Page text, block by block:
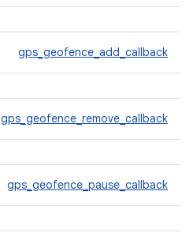
gps_geofence_add_callback
gps_geofence_remove_callback
gps_geofence_pause_callback